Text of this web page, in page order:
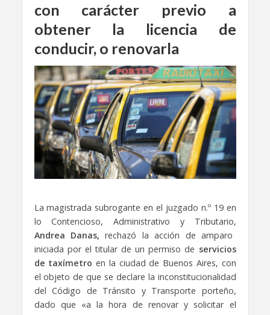
con carácter previo a
obtener la licencia de
conducir, o renovarla
La magistrada subrogante en el juzgado n.º 19 en
lo Contencioso, Administrativo y Tributario,
Andrea Danas, rechazó la acción de amparo
iniciada por el titular de un permiso de servicios
de taxímetro en la ciudad de Buenos Aires, con
el objeto de que se declare la inconstitucionalidad
del Código de Tránsito y Transporte porteño,
dado que «a la hora de renovar y solicitar el